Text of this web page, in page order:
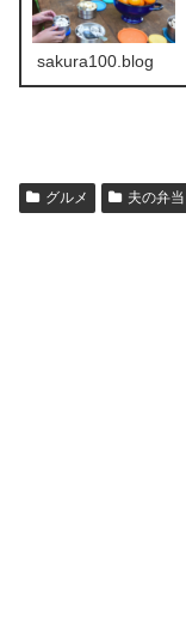
sakura100.blog
グルメ 夫の弁当